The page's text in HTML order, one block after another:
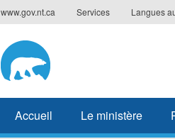
www.gov.nt.ca Services Langues
Accueil Le ministère